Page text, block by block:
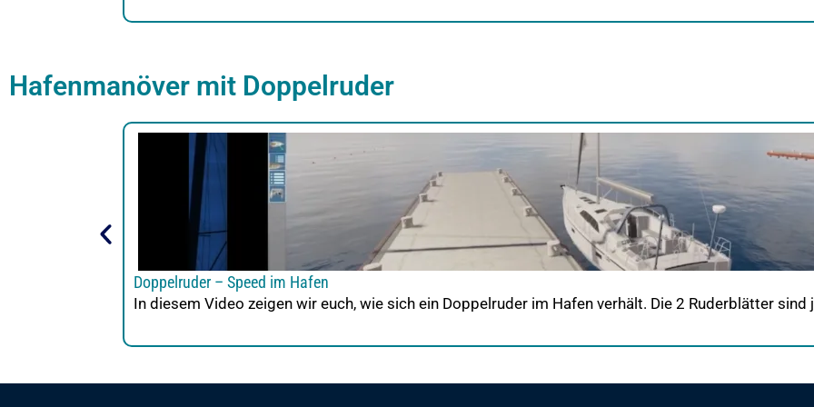
Hafenmanöver mit Doppelruder
Doppelruder – Speed im Hafen
In diesem Video zeigen wir euch, wie sich ein Doppelruder im Hafen verhält. Die 2 Ruderblätter sind